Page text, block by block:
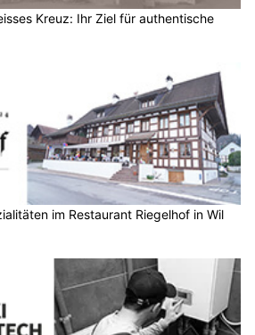
Kreuz: Ihr Ziel für authentische
im Restaurant Riegelhof in Wil